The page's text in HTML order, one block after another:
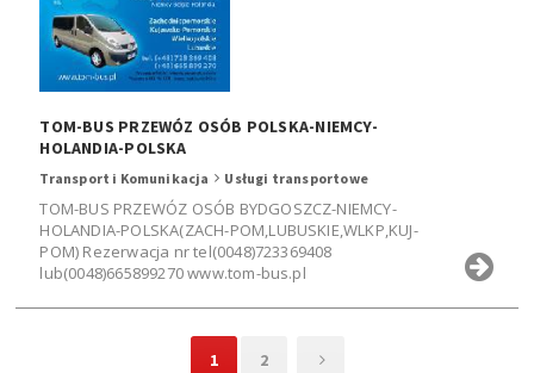
TOM-BUS PRZEWÓZ OSÓB POLSKA-NIEMCY-
HOLANDIA-POLSKA
Transport i Komunikacja Usługi transportowe
TOM-BUS PRZEWÓZ OSÓB BYDGOSZCZ-NIEMCY-
HOLANDIA-POLSKA(ZACH-POM,LUBUSKIE,WLKP,KUJ-
POM) Rezerwacja nr tel(0048)723369408
lub(0048)665899270 www.tom-bus.pl
1 2